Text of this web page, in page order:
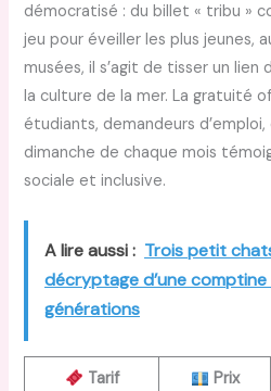
démocratisé : du billet « tribu »
jeu pour éveiller les plus jeunes,
musées, il s’agit de tisser un lien
la culture de la mer. La gratuité
étudiants, demandeurs
dimanche de chaque mois
sociale et inclusive.
A lire aussi : Trois petit
décryptage d’une
générations
Tarif Prix